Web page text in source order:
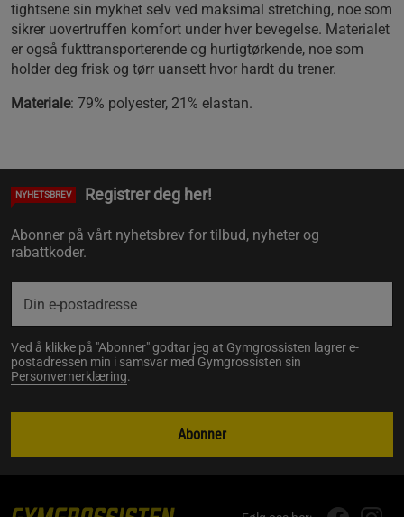
tightsene sin mykhet selv ved maksimal stretching, noe som
sikrer uovertruffen komfort under hver bevegelse. Materialet
er også fukttransporterende og hurtigtørkende, noe som
holder deg frisk og tørr uansett hvor hardt du trener.
Materiale: 79% polyester, 21% elastan.
NYHETSBREV Registrer deg her!
Abonner på vårt nyhetsbrev for tilbud, nyheter og
rabattkoder.
Ved å klikke på "Abonner" godtar jeg at Gymgrossisten lagrer e-
postadressen min i samsvar med Gymgrossisten sin
Personvernerklæring.
Abonner